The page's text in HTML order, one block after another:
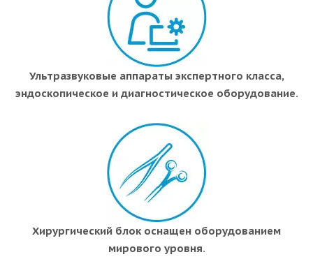
Ультразвуковые аппараты экспертного класса,
эндоскопическое и диагностическое оборудование.
Хирургический блок оснащен оборудованием
мирового уровня.